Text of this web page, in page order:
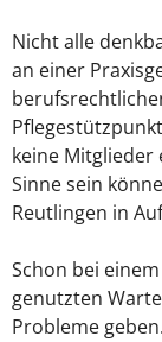
Nicht alle
an einer
keine Mitglieder
Sinne sein
Reutlingen in
Schon bei
genutzten
Probleme geben.